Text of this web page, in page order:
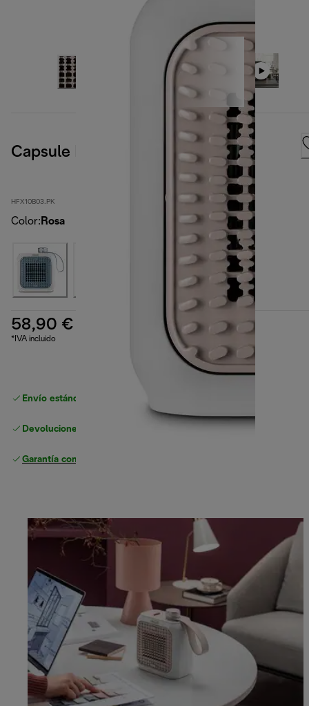
Capsule Desk
HFX10B03.PK
Color: Rosa
58,90 €
*IVA incluido
Envío estándar gratuito
Devoluciones gratuitas
Garantía completa